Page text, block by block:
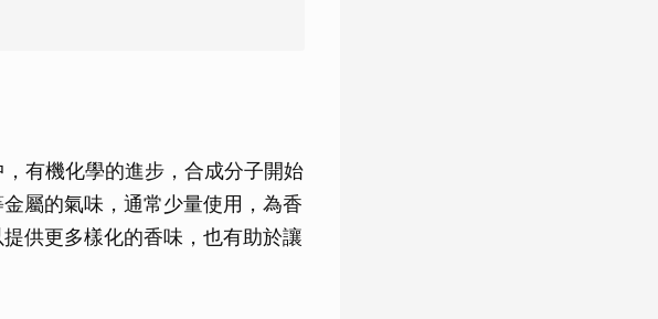
有機化學的進步，合成分子開始
屬的氣味，通常少量使用，為香
供更多樣化的香味，也有助於讓